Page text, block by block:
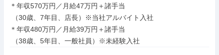
＊年収570万円／月給47万円＋諸手当
＊年収480万円／月給39万円＋諸手当
（38歳、5年目、一般社員）※未経験入社